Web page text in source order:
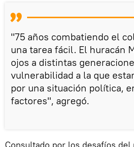
"75 años combatiendo el
una tarea fácil. El huracán
ojos a distintas
vulnerabilidad a la que
por una situación política,
factores", agregó.